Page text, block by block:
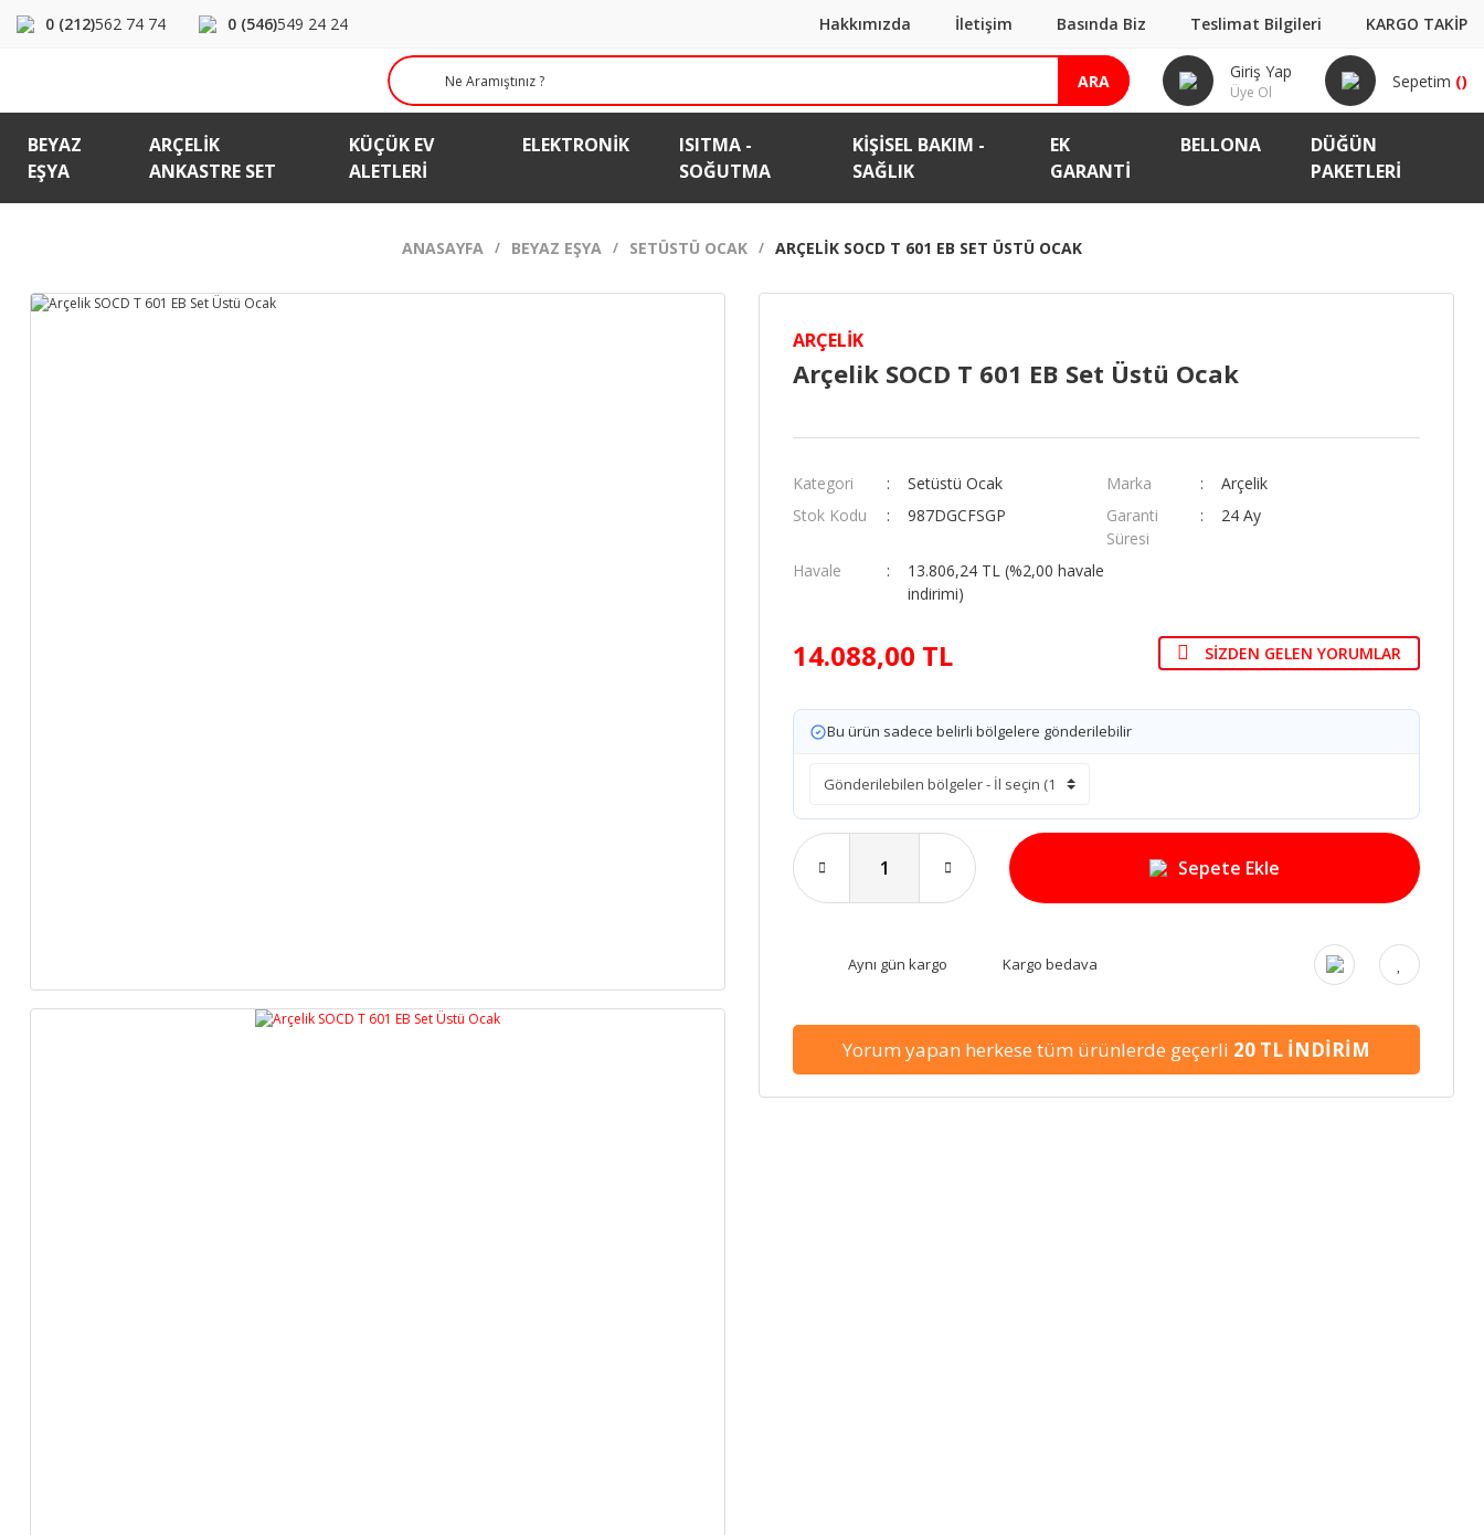
0 (212)562 74 74 0 (546)549 24 24 Hakkımızda İletişim Basında Biz Teslimat Bilgileri KARGO TAKİP
ARA Giriş Yap
Üye Ol
Sepetim ()
BEYAZ
EŞYA
ARÇELIK
ANKASTRE SET
KÜÇÜK EV
ALETLERI
ELEKTRONIK
ISITMA -
SOĞUTMA
KIŞISEL BAKIM -
SAĞLIK
EK
GARANTI
BELLONA
DÜĞÜN
PAKETLERİ
ANASAYFA BEYAZ EŞYA SETÜSTÜ OCAK ARÇELIK SOCD T 601 EB SET ÜSTÜ OCAK
ARÇELIK
Arçelik SOCD T 601 EB Set Üstü Ocak
Kategori Setüstü Ocak Marka
Arçelik
Stok Kodu
987DGCFSGP
Garanti
Süresi
24 Ay
Havale
13.806,24 TL (%2,00 havale
indirimi)
14.088,00 TL SIZDEN GELEN YORUMLAR
Bu ürün sadece belirli bölgelere gönderilebilir
Sepete Ekle
Aynı gün kargo Kargo bedava
Yorum yapan herkese tüm ürünlerde geçerli 20 TL İNDİRİM